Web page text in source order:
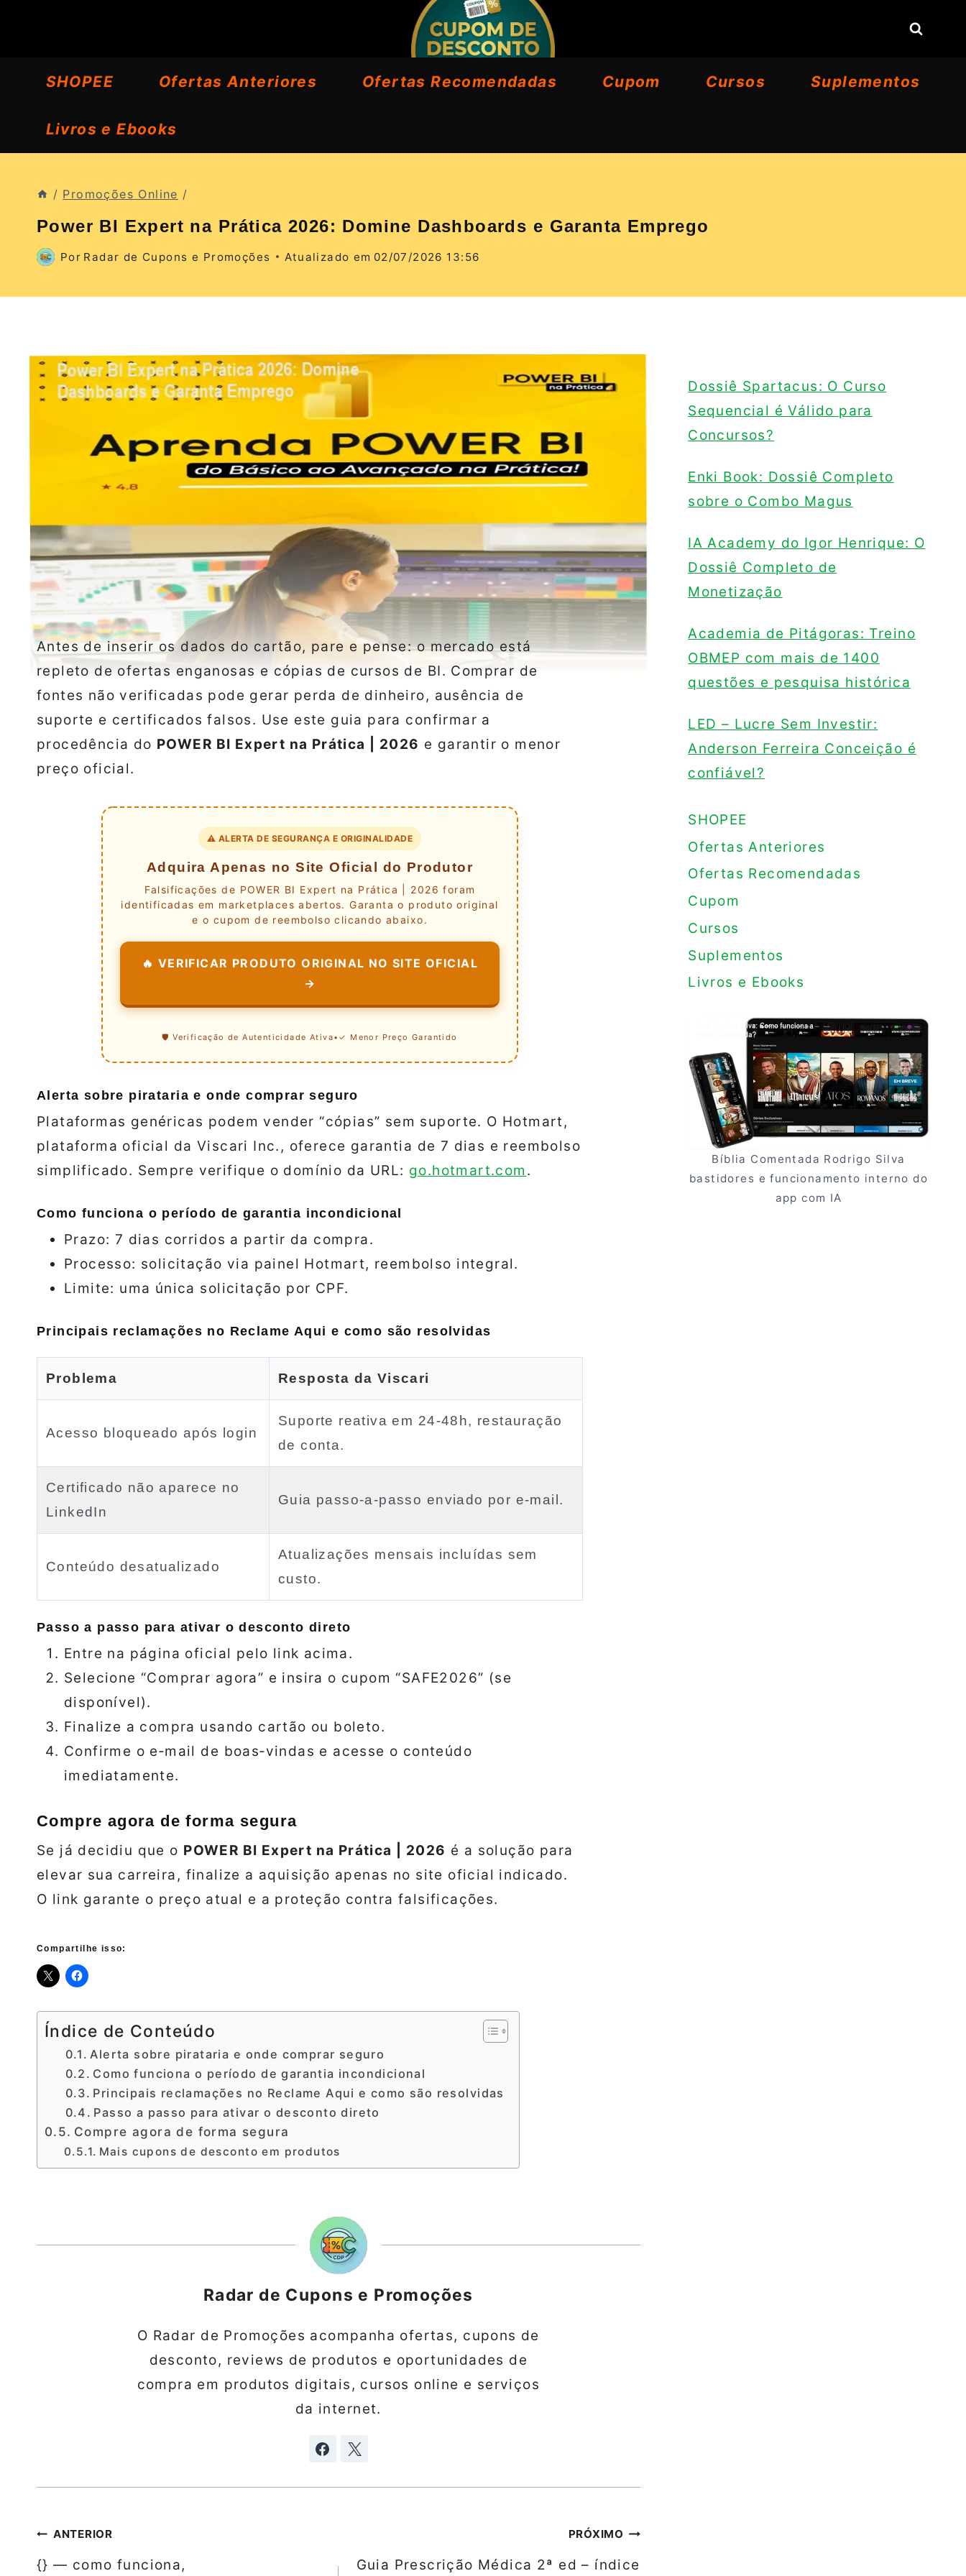
ConteúdoSHOPEE Ofertas Anteriores Ofertas Recomendadas Cupom Cursos Suplementos
Livros e Ebooks
/ Promoções Online /
Power BI Expert na Prática 2026: Domine Dashboards e Garanta Emprego
Por Radar de Cupons e Promoções Atualizado em 02/07/2026 13:56
Antes de inserir os dados do cartão, pare e pense: o mercado está
repleto de ofertas enganosas e cópias de cursos de BI. Comprar de
fontes não verificadas pode gerar perda de dinheiro, ausência de
suporte e certificados falsos. Use este guia para confirmar a
procedência do POWER BI Expert na Prática | 2026 e garantir o menor
preço oficial.
⚠️ ALERTA DE SEGURANÇA E ORIGINALIDADE
Adquira Apenas no Site Oficial do Produtor
Falsificações de POWER BI Expert na Prática | 2026 foram
identificadas em marketplaces abertos. Garanta o produto original
e o cupom de reembolso clicando abaixo.
🔥 VERIFICAR PRODUTO ORIGINAL NO SITE OFICIAL
→
🛡️ Verificação de Autenticidade Ativa• ✓ Menor Preço Garantido
Alerta sobre pirataria e onde comprar seguro
Plataformas genéricas podem vender “cópias” sem suporte. O Hotmart,
plataforma oficial da Viscari Inc., oferece garantia de 7 dias e reembolso
simplificado. Sempre verifique o domínio da URL: go.hotmart.com .
Como funciona o período de garantia incondicional
Prazo: 7 dias corridos a partir da compra.
Processo: solicitação via painel Hotmart, reembolso integral.
Limite: uma única solicitação por CPF.
Principais reclamações no Reclame Aqui e como são resolvidas
Problema Resposta da Viscari
Acesso bloqueado após login
Suporte reativa em 24‑48h, restauração
de conta.
Certificado não aparece no
LinkedIn
Guia passo‑a‑passo enviado por e‑mail.
Conteúdo desatualizado
Atualizações mensais incluídas sem
custo.
Passo a passo para ativar o desconto direto
Entre na página oficial pelo link acima.
Selecione “Comprar agora” e insira o cupom “SAFE2026” (se
disponível).
Finalize a compra usando cartão ou boleto.
Confirme o e‑mail de boas‑vindas e acesse o conteúdo
imediatamente.
Compre agora de forma segura
Se já decidiu que o POWER BI Expert na Prática | 2026 é a solução para
elevar sua carreira, finalize a aquisição apenas no site oficial indicado.
O link garante o preço atual e a proteção contra falsificações.
Compartilhe isso:
Índice de Conteúdo
Alerta sobre pirataria e onde comprar seguro
Como funciona o período de garantia incondicional
Principais reclamações no Reclame Aqui e como são resolvidas
Passo a passo para ativar o desconto direto
Compre agora de forma segura
Mais cupons de desconto em produtos
Radar de Cupons e Promoções
O Radar de Promoções acompanha ofertas, cupons de
desconto, reviews de produtos e oportunidades de
compra em produtos digitais, cursos online e serviços
da internet.
Navegação
Post
ANTERIOR
{} — como funciona,
PRÓXIMO
Guia Prescrição Médica 2ª ed – índice
Dossiê Spartacus: O Curso
Sequencial é Válido para
Concursos?
Enki Book: Dossiê Completo
sobre o Combo Magus
IA Academy do Igor Henrique: O
Dossiê Completo de
Monetização
Academia de Pitágoras: Treino
OBMEP com mais de 1400
questões e pesquisa histórica
LED – Lucre Sem Investir:
Anderson Ferreira Conceição é
confiável?
SHOPEE
Ofertas Anteriores
Ofertas Recomendadas
Cupom
Cursos
Suplementos
Livros e Ebooks
Bíblia Comentada Rodrigo Silva
bastidores e funcionamento interno do
app com IA